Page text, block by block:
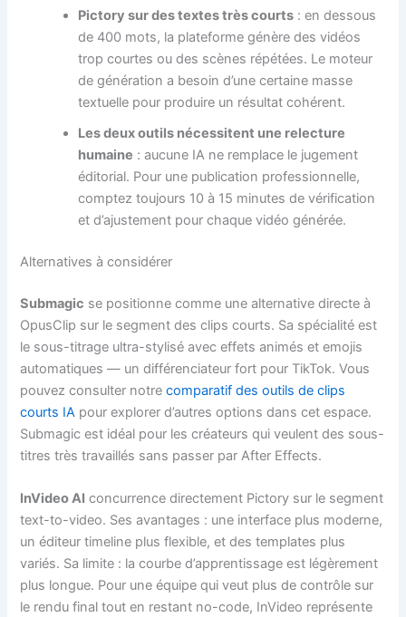
Pictory sur des textes très courts : en dessous
de 400 mots, la plateforme génère des vidéos
trop courtes ou des scènes répétées. Le moteur
de génération a besoin d’une certaine masse
textuelle pour produire un résultat cohérent.
Les deux outils nécessitent une relecture
humaine : aucune IA ne remplace le jugement
éditorial. Pour une publication professionnelle,
comptez toujours 10 à 15 minutes de vérification
et d’ajustement pour chaque vidéo générée.
Alternatives à considérer
Submagic se positionne comme une alternative directe à
OpusClip sur le segment des clips courts. Sa spécialité est
le sous-titrage ultra-stylisé avec effets animés et emojis
automatiques — un différenciateur fort pour TikTok. Vous
pouvez consulter notrecomparatif des outils de clips
courts IA pour explorer d’autres options dans cet espace.
Submagic est idéal pour les créateurs qui veulent des sous-
titres très travaillés sans passer par After Effects.
InVideo AI concurrence directement Pictory sur le segment
text-to-video. Ses avantages : une interface plus moderne,
un éditeur timeline plus flexible, et des templates plus
variés. Sa limite : la courbe d’apprentissage est légèrement
plus longue. Pour une équipe qui veut plus de contrôle sur
le rendu final tout en restant no-code, InVideo représente